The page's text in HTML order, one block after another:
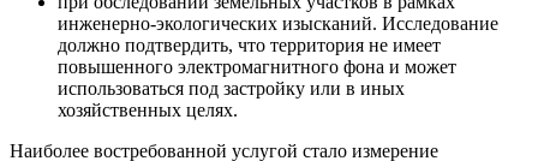
инженерно-экологических изысканий. Исследование
должно подтвердить, что территория не имеет
повышенного электромагнитного фона и может
использоваться под застройку или в иных
хозяйственных целях.
Наиболее востребованной услугой стало измерение